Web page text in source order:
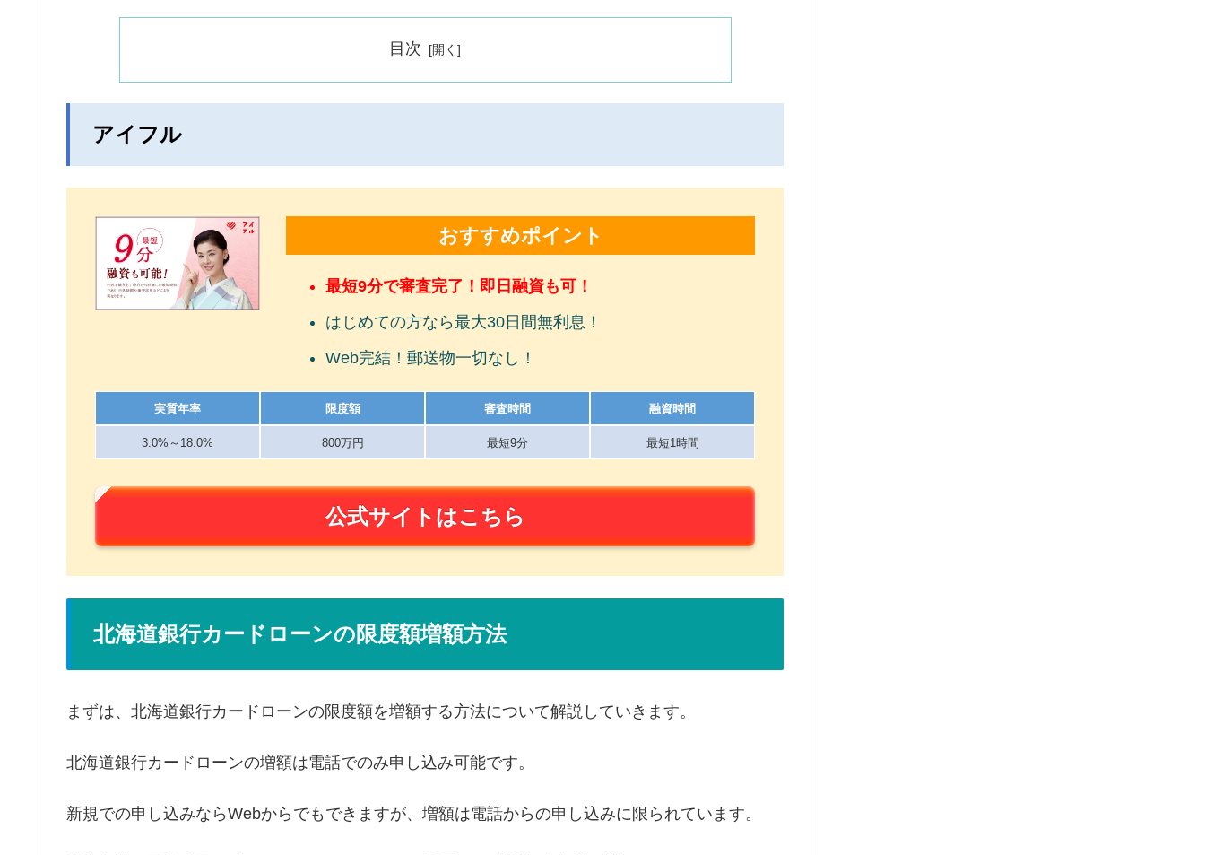
目次
アイフル
おすすめポイント
最短9分で審査完了！即日融資も可！
はじめての方なら最大30日間無利息！
Web完結！郵送物一切なし！
実質年率
3.0%～18.0%
限度額
800万円
審査時間
最短9分
融資時間
最短1時間
公式サイトはこちら
北海道銀行カードローンの限度額増額方法
まずは、北海道銀行カードローンの限度額を増額する方法について解説していきます。
北海道銀行カードローンの増額は電話でのみ申し込み可能です。
新規での申し込みならWebからでもできますが、増額は電話からの申し込みに限られています。